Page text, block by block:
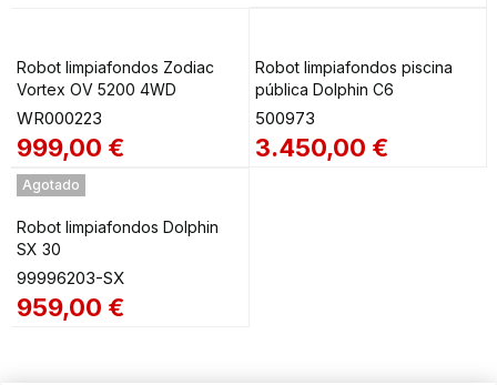
Robot limpiafondos Zodiac
Vortex OV 5200 4WD
WR000223
999,00 €
Robot limpiafondos piscina
pública Dolphin C6
500973
3.450,00 €
Agotado
Robot limpiafondos Dolphin
SX 30
99996203-SX
959,00 €